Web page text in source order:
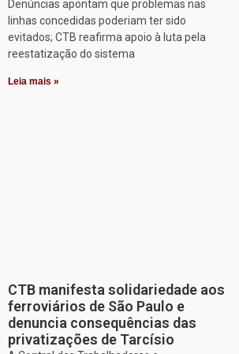
Denúncias apontam que problemas nas
linhas concedidas poderiam ter sido
evitados; CTB reafirma apoio à luta pela
reestatização do sistema
Leia mais »
CTB manifesta solidariedade aos
ferroviários de São Paulo e
denuncia consequências das
privatizações de Tarcísio